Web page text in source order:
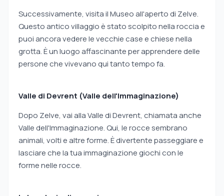
Successivamente, visita il Museo all'aperto di Zelve.
Questo antico villaggio è stato scolpito nella roccia e
puoi ancora vedere le vecchie case e chiese nella
grotta. È un luogo affascinante per apprendere delle
persone che vivevano qui tanto tempo fa.
Valle di Devrent (Valle dell'Immaginazione)
Dopo Zelve, vai alla Valle di Devrent, chiamata anche
Valle dell'Immaginazione. Qui, le rocce sembrano
animali, volti e altre forme. È divertente passeggiare e
lasciare che la tua immaginazione giochi con le
forme nelle rocce.